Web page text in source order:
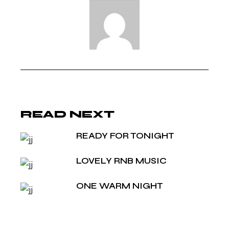
READ NEXT
READY FOR TONIGHT
LOVELY RNB MUSIC
ONE WARM NIGHT